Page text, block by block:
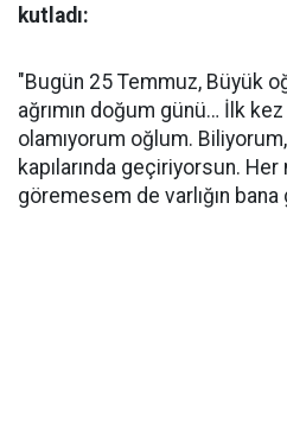
kutladı:
"Bugün 25 Temmuz, Büyük
ağrımın doğum günü… İlk
olamıyorum oğlum.
kapılarında geçiriyorsun.
göremesem de varlığın